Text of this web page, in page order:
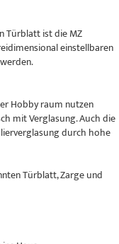
Türblatt ist die MZ
einstellbaren
Hobby raum nutzen
mit Verglasung. Auch die
durch hohe
Türblatt, Zarge und